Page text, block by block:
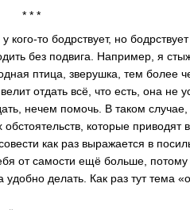
* * *
кого-то бодрствует, но
без подвига. Например, я
птица, зверушка, тем более
отдать всё, что есть, она не
нечем помочь. В таком
которые приводят
как раз выражается в
от самости ещё больше,
делать. Как раз тут тема